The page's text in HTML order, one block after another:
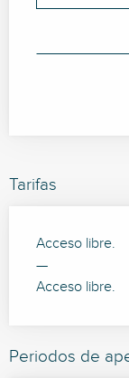
Tarifas
Acceso libre.
—
Acceso libre.
Periodos de